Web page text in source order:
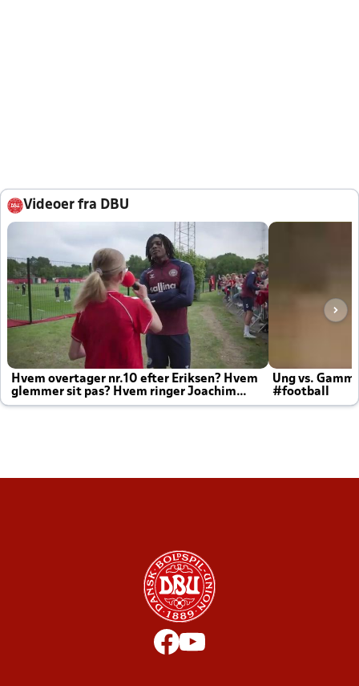
Videoer fra DBU
Hvem overtager nr.10 efter Eriksen? Hvem
glemmer sit pas? Hvem ringer Joachim
altid til efter kampe?
Ung vs.
#football